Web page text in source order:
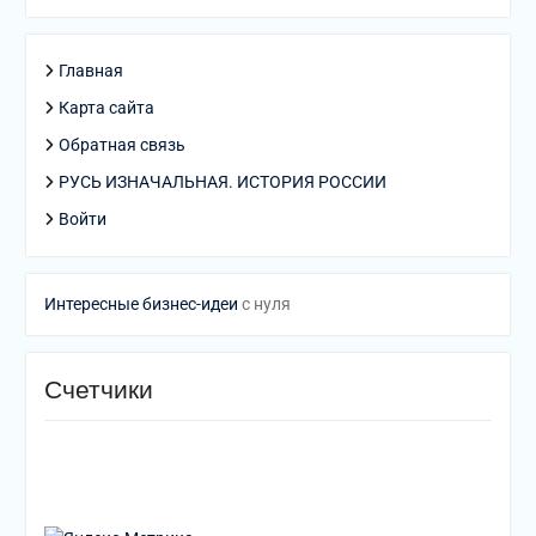
Главная
Карта сайта
Обратная связь
РУСЬ ИЗНАЧАЛЬНАЯ. ИСТОРИЯ РОССИИ
Войти
Интересные бизнес-идеи с нуля
Счетчики